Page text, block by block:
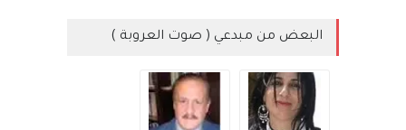
البعض من مبدعي ( صوت العروبة )